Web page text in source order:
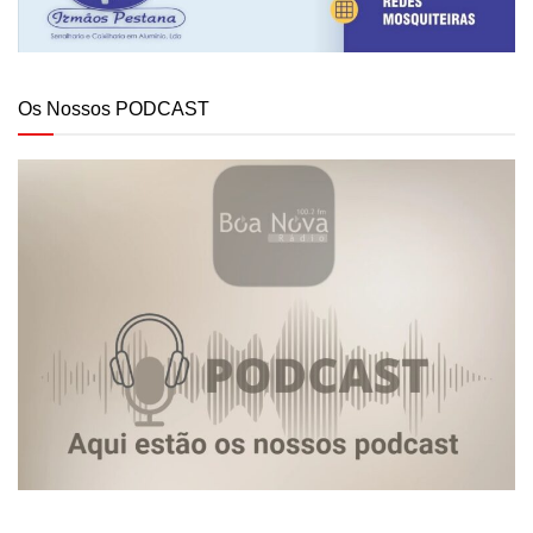
Os Nossos PODCAST